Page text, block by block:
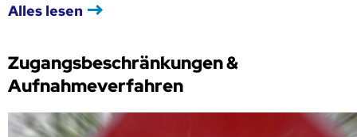
Alles lesen
Zugangsbeschränkungen &
Aufnahmeverfahren